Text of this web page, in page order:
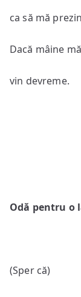
ca să mă
Dacă mâine
vin devreme.
Odă pentru o
(Sper că)